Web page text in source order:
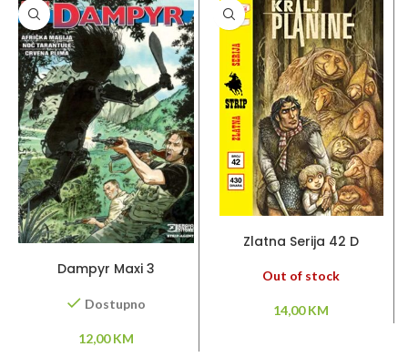
Dampyr Maxi 3
Dostupno
12,00KM
Zlatna Serija 42 D
Out of stock
14,00KM